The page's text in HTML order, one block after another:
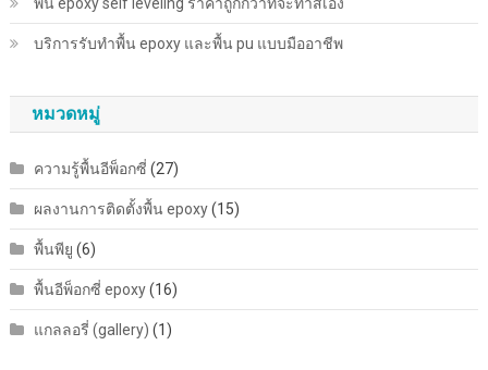
บริการรับทำพื้น epoxy และพื้น pu แบบมืออาชีพ
หมวดหมู่
ความรู้พื้นอีพ็อกซี่ (27)
ผลงานการติดตั้งพื้น epoxy(15)
พื้นพียู (6)
พื้นอีพ็อกซี่ epoxy(16)
แกลลอรี่ (gallery) (1)